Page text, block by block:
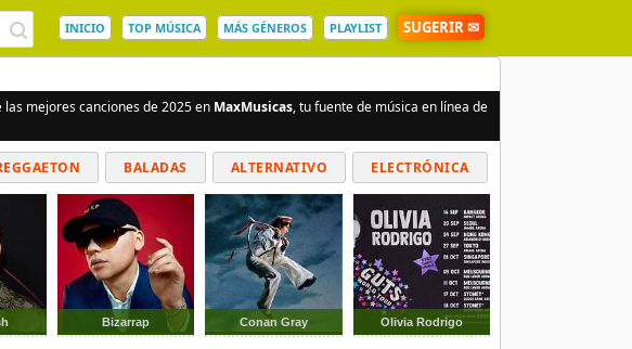
INICIO TOP MÚSICA MÁS GÉNEROS PLAYLIST SUGERIR ✉
mejores canciones de 2025 en MaxMusicas, tu fuente de música en línea de
BALADAS ALTERNATIVO ELECTRÓNICA
Bizarrap Conan Gray Olivia Rodrigo